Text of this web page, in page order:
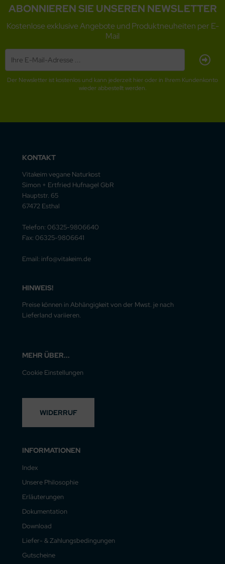
ABONNIEREN SIE UNSEREN NEWSLETTER
Kostenlose exklusive Angebote und Produktneuheiten per E-
Mail
Der Newsletter ist kostenlos und kann jederzeit hier oder in Ihrem Kundenkonto
wieder abbestellt werden.
KONTAKT
Vitakeim vegane Naturkost
Simon + Ertfried Hufnagel GbR
Hauptstr. 65
67472 Esthal
Telefon: 06325-9806640
Fax: 06325-9806641
Email: info@vitakeim.de
HINWEIS!
Preise können in Abhängigkeit von der Mwst. je nach
Lieferland variieren.
MEHR ÜBER...
Cookie Einstellungen
WIDERRUF
INFORMATIONEN
Index
Unsere Philosophie
Erläuterungen
Dokumentation
Download
Liefer- & Zahlungsbedingungen
Gutscheine